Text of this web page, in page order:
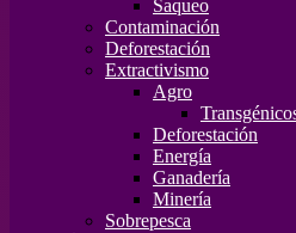
Saqueo
Contaminación
Deforestación
Extractivismo
Agro
Deforestación
Energía
Ganadería
Minería
Sobrepesca